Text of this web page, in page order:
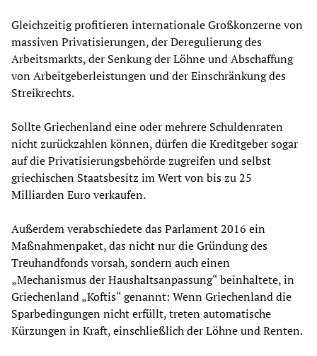
Gleichzeitig profitieren internationale Großkonzerne von
massiven Privatisierungen, der Deregulierung des
Arbeitsmarkts, der Senkung der Löhne und Abschaffung
von Arbeitgeberleistungen und der Einschränkung des
Streikrechts.
Sollte Griechenland eine oder mehrere Schuldenraten
nicht zurückzahlen können, dürfen die Kreditgeber sogar
auf die Privatisierungsbehörde zugreifen und selbst
griechischen Staatsbesitz im Wert von bis zu 25
Milliarden Euro verkaufen.
Außerdem verabschiedete das Parlament 2016 ein
Maßnahmenpaket, das nicht nur die Gründung des
Treuhandfonds vorsah, sondern auch einen
„Mechanismus der Haushaltsanpassung“ beinhaltete, in
Griechenland „Koftis“ genannt: Wenn Griechenland die
Sparbedingungen nicht erfüllt, treten automatische
Kürzungen in Kraft, einschließlich der Löhne und Renten.